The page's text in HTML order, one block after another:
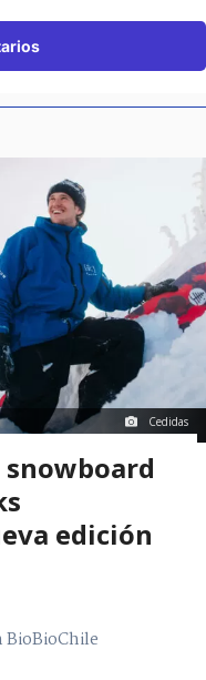
Cedidas
edición
BioBioChile